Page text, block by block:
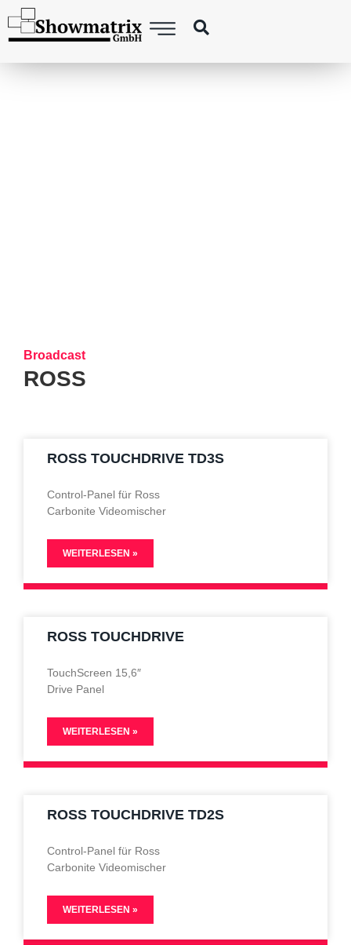
Broadcast
ROSS
ROSS TOUCHDRIVE TD3S
Control-Panel für Ross
Carbonite Videomischer
WEITERLESEN »
ROSS TOUCHDRIVE
TouchScreen 15,6″
Drive Panel
WEITERLESEN »
ROSS TOUCHDRIVE TD2S
Control-Panel für Ross
Carbonite Videomischer
WEITERLESEN »